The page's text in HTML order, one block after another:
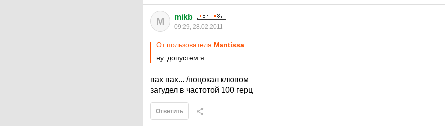
M mikb
09:29, 28.02.2011
От пользователя Mantissa
ну..допустем я
вах вах... /поцокал клювом
загудел в частотой 100 герц
Ответить